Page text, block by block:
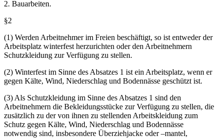
1. Arbeiten, die überwiegend einen Aufenthalt im Freien erfordern,
2. Bauarbeiten.
§2
(1) Werden Arbeitnehmer im Freien beschäftigt, so ist entweder der
Schutzkleidung zur Verfügung zu stellen.
gegen Kälte, Wind, Niederschlag und Bodennässe geschützt ist.
(3) Als Schutzkleidung im Sinne des Absatzes 1 sind den
Arbeitnehmern die Bekleidungsstücke zur Verfügung zu stellen, die
zusätzlich zu der von ihnen zu stellenden Arbeitskleidung zum